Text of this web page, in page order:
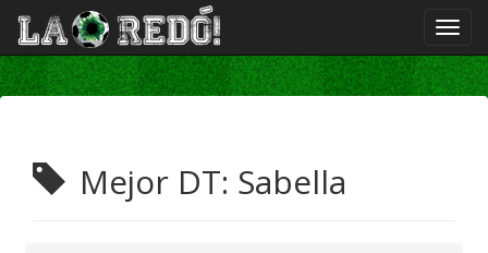
Mejor DT: Sabella